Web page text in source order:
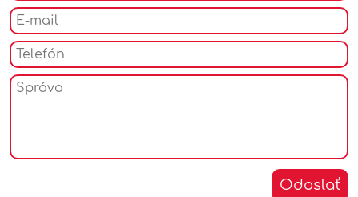
ekonómovia, ktorí pri nastavovaní sociálnej ekonomiky
reálnejšie vyhodnocujú efektívne riešenia a rozumejú
kontextu finančnej náročnosti pri zavádzaní
inkluzívneho prístupu vo firmách, úradoch, školách,
vládnych politikách
politológovia, ktorí majú prehľad o zraniteľných
Odoslať